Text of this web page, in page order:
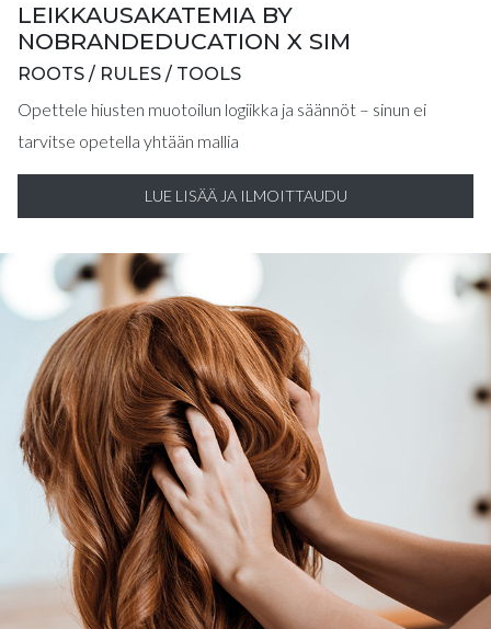
LEIKKAUSAKATEMIA BY
NOBRANDEDUCATION X SIM
ROOTS / RULES / TOOLS
Opettele hiusten muotoilun logiikka ja säännöt – sinun ei
tarvitse opetella yhtään mallia
LUE LISÄÄ JA ILMOITTAUDU